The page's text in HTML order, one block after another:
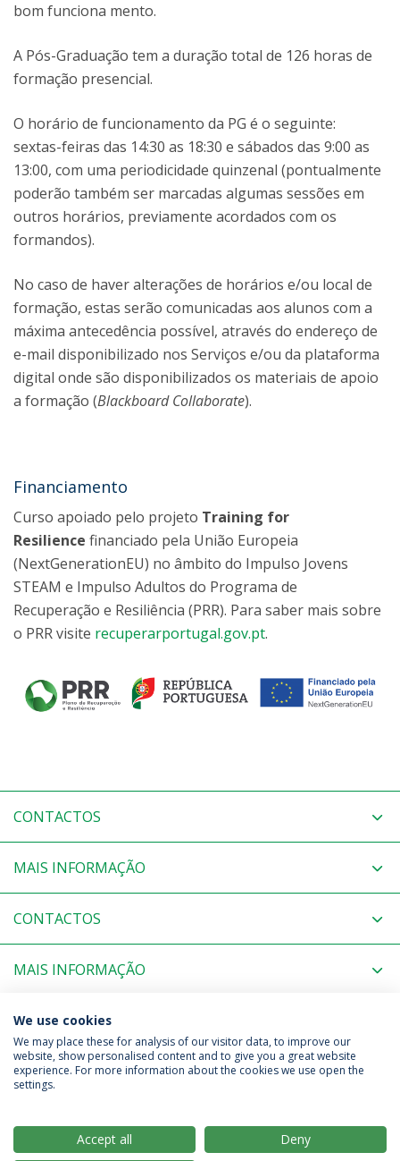
bom funciona mento.
A Pós-Graduação tem a duração total de 126 horas de
formação presencial.
O horário de funcionamento da PG é o seguinte:
sextas-feiras das 14:30 as 18:30 e sábados das 9:00 as
13:00, com uma periodicidade quinzenal (pontualmente
poderão também ser marcadas algumas sessões em
outros horários, previamente acordados com os
formandos).
No caso de haver alterações de horários e/ou local de
formação, estas serão comunicadas aos alunos com a
máxima antecedência possível, através do endereço de
e-mail disponibilizado nos Serviços e/ou da plataforma
digital onde são disponibilizados os materiais de apoio
a formação (Blackboard Collaborate).
Financiamento
Curso apoiado pelo projeto Training for
Resilience financiado pela União Europeia
(NextGenerationEU) no âmbito do Impulso Jovens
STEAM e Impulso Adultos do Programa de
Recuperação e Resiliência (PRR). Para saber mais sobre
o PRR visite recuperarportugal.gov.pt.
CONTACTOS
MAIS INFORMAÇÃO
CONTACTOS
MAIS INFORMAÇÃO
COORDENAÇÃO
Política de Privacidade
Termos & Condições
We use cookies
We may place these for analysis of our visitor data, to improve our
website, show personalised content and to give you a great website
experience. For more information about the cookies we use open the
settings.
Accept all Deny